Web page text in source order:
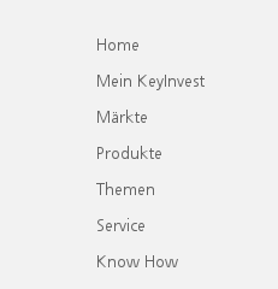
Home
Mein KeyInvest
Märkte
Produkte
Themen
Service
Know How